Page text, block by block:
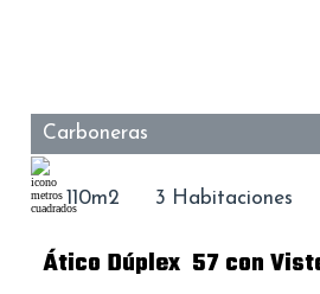
Carboneras
110m2 3 Habitaciones
Ático Dúplex 57 con